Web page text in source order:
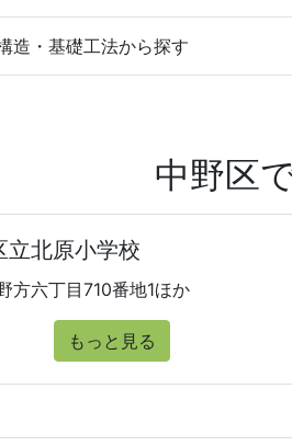
造・基礎工法から探す
中野区
立北原小学校
方六丁目710番地1ほか
もっと見る